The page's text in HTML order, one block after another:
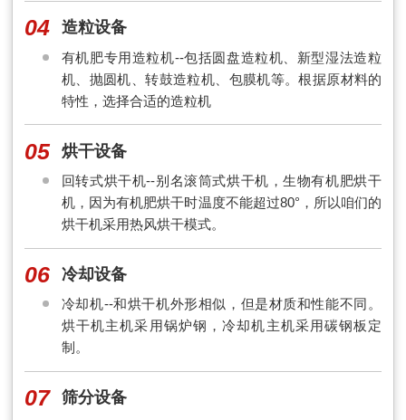
04 造粒设备
有机肥专用造粒机--包括圆盘造粒机、新型湿法造粒
机、抛圆机、转鼓造粒机、包膜机等。根据原材料的
特性，选择合适的造粒机
05 烘干设备
回转式烘干机--别名滚筒式烘干机，生物有机肥烘干
机，因为有机肥烘干时温度不能超过80°，所以咱们的
烘干机采用热风烘干模式。
06 冷却设备
冷却机--和烘干机外形相似，但是材质和性能不同。
烘干机主机采用锅炉钢，冷却机主机采用碳钢板定
制。
07 筛分设备